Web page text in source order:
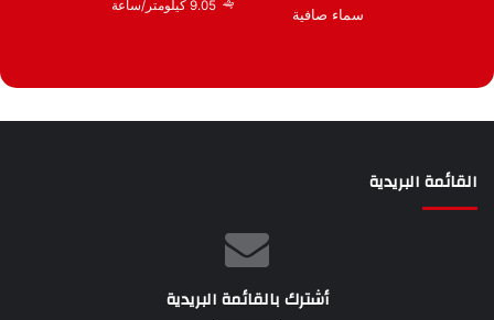
سماء صافية
9.05 كيلومتر/ساعة
القائمة البريدية
أشترك بالقائمة البريدية